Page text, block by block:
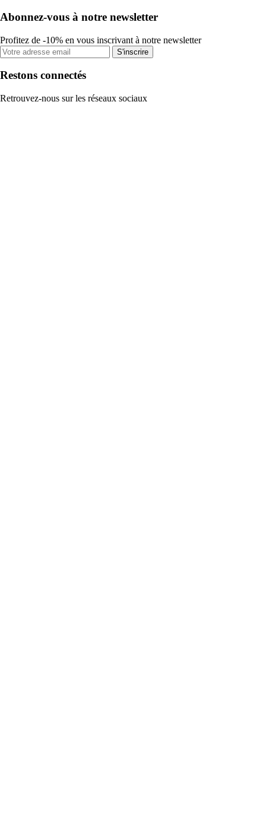
Abonnez-vous à notre newsletter
Profitez de -10% en vous inscrivant à notre newsletter
S'inscrire
Restons connectés
Retrouvez-nous sur les réseaux sociaux